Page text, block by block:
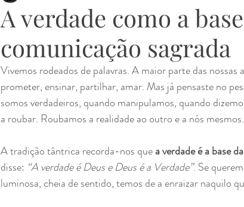
A verdade como a
comunicação sagrada
Vivemos rodeados de palavras. A maior parte das nossas
prometer, ensinar, partilhar, amar. Mas já pensaste no
somos verdadeiros, quando manipulamos, quando
a roubar. Roubamos a realidade ao outro e a nós mesmos.
A tradição tântrica recorda-nos que a verdade é a base
disse: “A verdade é Deus e Deus é a Verdade”. Se
luminosa, cheia de sentido, temos de a enraizar naquilo